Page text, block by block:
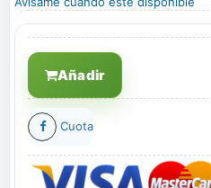
Añadir
Cuota